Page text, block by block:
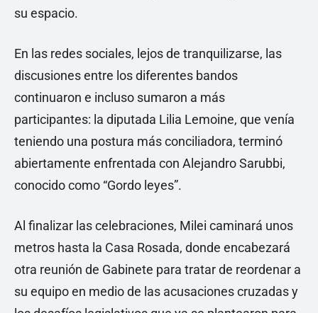
su espacio.
En las redes sociales, lejos de tranquilizarse, las
discusiones entre los diferentes bandos
continuaron e incluso sumaron a más
participantes: la diputada Lilia Lemoine, que venía
teniendo una postura más conciliadora, terminó
abiertamente enfrentada con Alejandro Sarubbi,
conocido como “Gordo leyes”.
Al finalizar las celebraciones, Milei caminará unos
metros hasta la Casa Rosada, donde encabezará
otra reunión de Gabinete para tratar de reordenar a
su equipo en medio de las acusaciones cruzadas y